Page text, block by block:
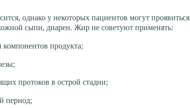
однако у некоторых пациентов могут проявиться
сыпи, диареи. Жир не советуют применять:
продукта;
протоков в острой стадии;
период;